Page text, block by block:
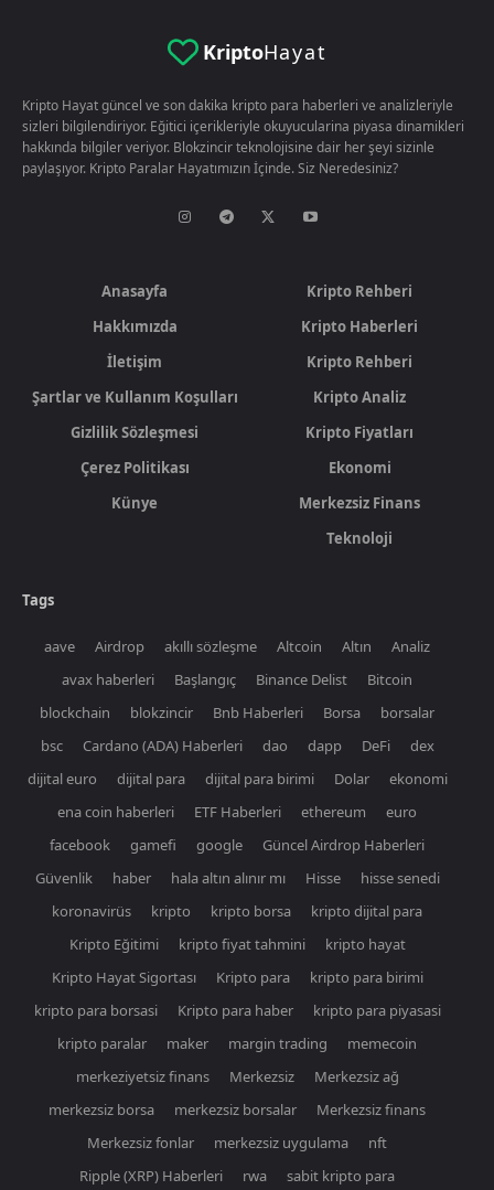
KriptoHayat
Kripto Hayat güncel ve son dakika kripto para haberleri ve analizleriyle
sizleri bilgilendiriyor. Eğitici içerikleriyle okuyucularina piyasa dinamikleri
hakkında bilgiler veriyor. Blokzincir teknolojisine dair her şeyi sizinle
paylaşıyor. Kripto Paralar Hayatımızın İçinde. Siz Neredesiniz?
Anasayfa
Hakkımızda
İletişim
Şartlar ve Kullanım Koşulları
Gizlilik Sözleşmesi
Çerez Politikası
Künye
Kripto Rehberi
Kripto Haberleri
Kripto Rehberi
Kripto Analiz
Kripto Fiyatları
Ekonomi
Merkezsiz Finans
Teknoloji
Tags
aave Airdrop akıllı sözleşme Altcoin Altın
Analiz
avax haberleri
Başlangıç Binance Delist
Bitcoin
blockchain
blokzincir Bnb Haberleri Borsa
borsalar
bsc
Cardano (ADA) Haberleri dao dapp DeFi
dex
dijital euro
dijital para dijital para birimi Dolar
ekonomi
ena coin haberleri
ETF Haberleri ethereum
euro
facebook
gamefi google
Güncel Airdrop Haberleri
Güvenlik
haber hala altın alınır mı Hisse
hisse senedi
koronavirüs
kripto kripto borsa
kripto dijital para
Kripto Eğitimi
kripto fiyat tahmini
kripto hayat
Kripto Hayat Sigortası
Kripto para
kripto para birimi
kripto para borsasi
Kripto para haber
kripto para piyasasi
kripto paralar
maker margin trading
memecoin
merkeziyetsiz finans
Merkezsiz
Merkezsiz ağ
merkezsiz borsa
merkezsiz borsalar
Merkezsiz finans
Merkezsiz fonlar
merkezsiz uygulama
nft
Ripple (XRP) Haberleri
rwa sabit kripto para